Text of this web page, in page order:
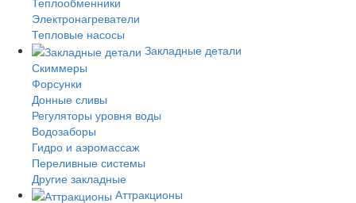
Электронагреватели
Тепловые насосы
Закладные детали
Скиммеры
Форсунки
Донные сливы
Регуляторы уровня воды
Водозаборы
Гидро и аэромассаж
Переливные системы
Другие закладные
Аттракционы